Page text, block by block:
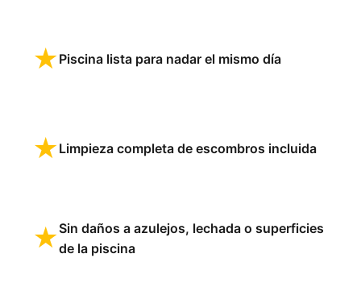
★ Piscina lista para nadar el mismo día
★ Limpieza completa de escombros incluida
★ Sin daños a azulejos, lechada o superficies
de la piscina